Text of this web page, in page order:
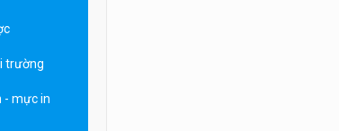
trường
- mực in